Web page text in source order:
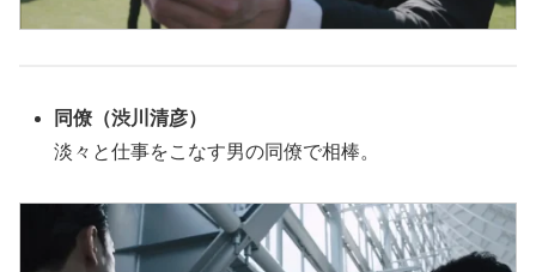
同僚（渋川清彦）
淡々と仕事をこなす男の同僚で相棒。